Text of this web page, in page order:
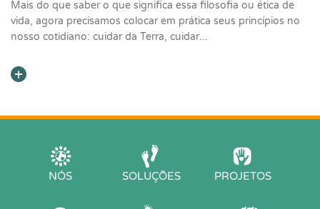
Mais do que saber o que significa essa filosofia ou ética de
vida, agora precisamos colocar em prática seus princípios no
nosso cotidiano: cuidar da Terra, cuidar
NÓS SOLUÇÕES PROJETOS